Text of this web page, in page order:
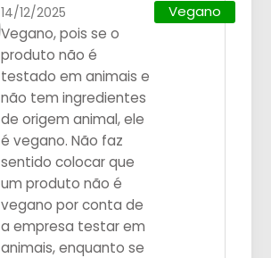
14/12/2025
Vegano, pois se o
produto não é
testado em animais e
não tem ingredientes
de origem animal, ele
é vegano. Não faz
sentido colocar que
um produto não é
vegano por conta de
a empresa testar em
animais, enquanto se
Vegano